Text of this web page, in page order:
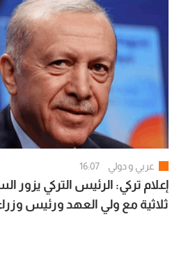
عربي و دولي 16:07
إعلام تركي: الرئيس التركي يزور
ثلاثية مع ولي العهد ورئيس